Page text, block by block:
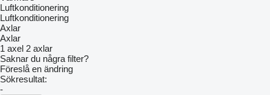
Luftkonditionering
Luftkonditionering
Axlar
Axlar
1 axel 2 axlar
Saknar du några filter?
Föreslå en ändring
Sökresultat:
-